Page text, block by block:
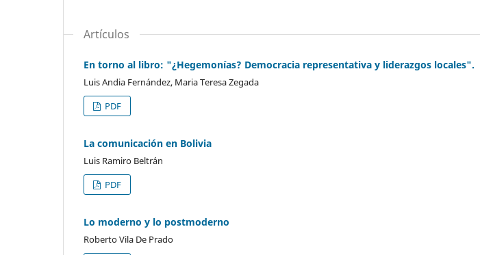
Artículos
En torno al libro: "¿Hegemonías? Democracia representativa y liderazgos locales".
Luis Andia Fernández, Maria Teresa Zegada
PDF
La comunicación en Bolivia
Luis Ramiro Beltr´an
PDF
Lo moderno y lo postmoderno
Roberto Vila De Prado